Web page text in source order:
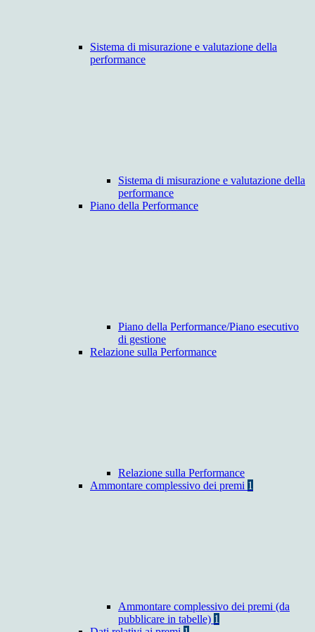
Sistema di misurazione e valutazione della
performance
Sistema di misurazione e valutazione della
performance
Piano della Performance
Piano della Performance/Piano esecutivo
di gestione
Relazione sulla Performance
Relazione sulla Performance
Ammontare complessivo dei premi 1
Ammontare complessivo dei premi (da
pubblicare in tabelle) 1